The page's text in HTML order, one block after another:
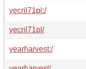
yecril71pl:/
yecril71pl/
yearharvest:/